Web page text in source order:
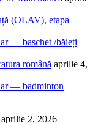
(OLAV), etapa
— baschet /băieți
română aprilie 4,
— badminton
aprilie 2, 2026